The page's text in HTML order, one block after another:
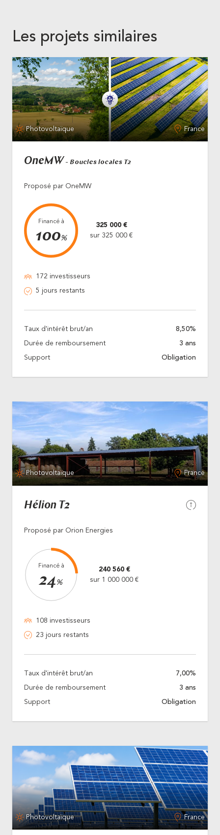
Les projets similaires
Photovoltaïque France
OneMW - Boucles locales T2
Proposé par OneMW
Financé à
100%
325 000 €
sur 325 000 €
172 investisseurs
5 jours restants
Taux d'intérêt brut/an 8,50%
Durée de remboursement 3 ans
Support Obligation
Photovoltaïque France
Hélion T2
Proposé par Orion Energies
Financé à
24%
240 560 €
sur 1 000 000 €
108 investisseurs
23 jours restants
Taux d'intérêt brut/an 7,00%
Durée de remboursement 3 ans
Support Obligation
Photovoltaïque France